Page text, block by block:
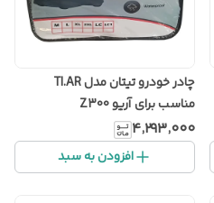
چادر خودرو تیتان مدل TI.AR
مناسب برای آریو Z300
۴٬۲۹۳٬۰۰۰
افزودن به سبد